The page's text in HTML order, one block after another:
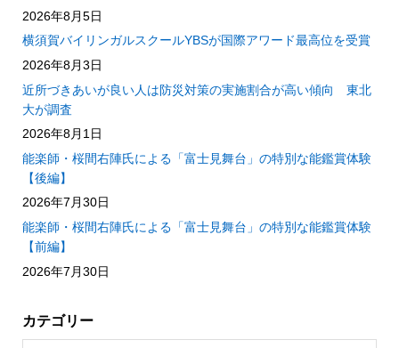
2026年8月5日
横須賀バイリンガルスクールYBSが国際アワード最高位を受賞
2026年8月3日
近所づきあいが良い人は防災対策の実施割合が高い傾向 東北
大が調査
2026年8月1日
能楽師・桜間右陣氏による「富士見舞台」の特別な能鑑賞体験
【後編】
2026年7月30日
能楽師・桜間右陣氏による「富士見舞台」の特別な能鑑賞体験
【前編】
2026年7月30日
カテゴリー